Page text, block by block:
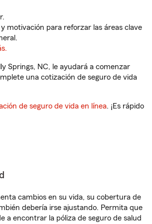
motivación para reforzar las áreas clave
Springs, NC, le ayudará a comenzar
una cotización de seguro de vida
de seguro de vida en línea. ¡Es rápido
cambios en su vida, su cobertura de
debería irse ajustando. Permita que
a encontrar la póliza de seguro de salud